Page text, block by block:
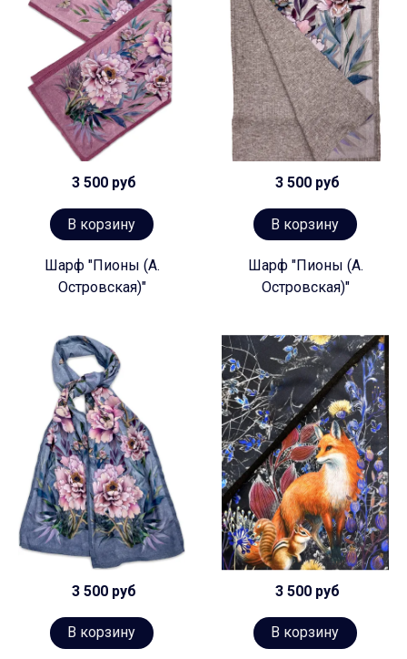
3 500 руб
В корзину
Шарф "Пионы (А.
Островская)"
3 500 руб
В корзину
Шарф "Пионы (А.
Островская)"
3 500 руб
В корзину
3 500 руб
В корзину